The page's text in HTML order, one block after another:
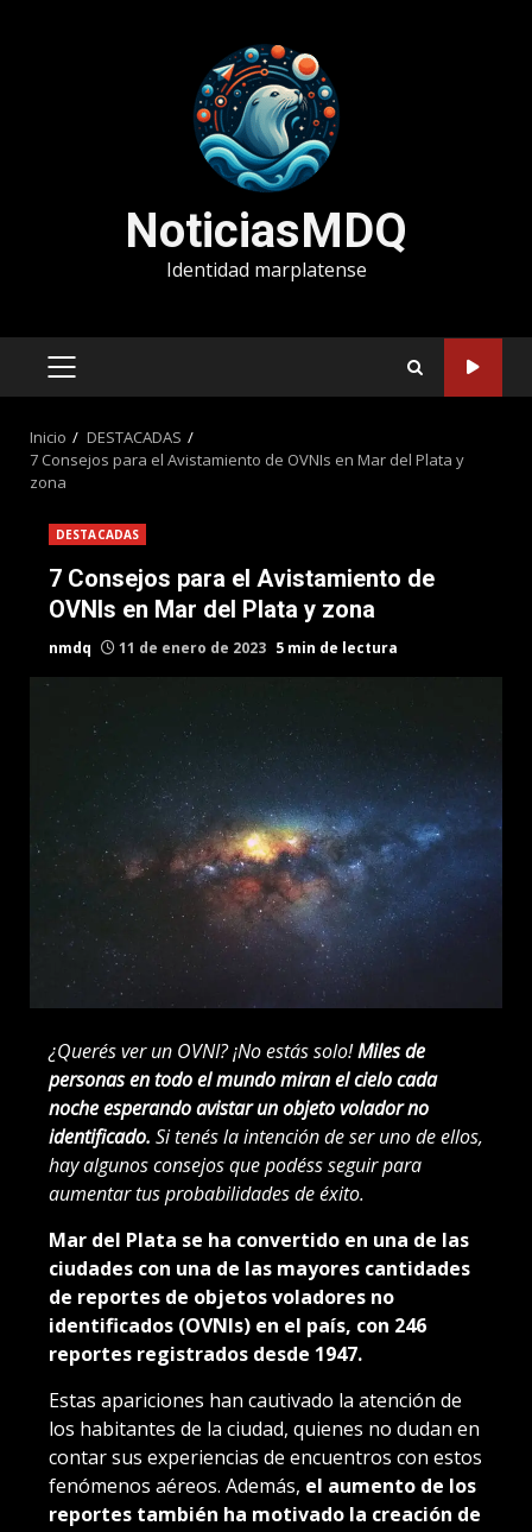
NoticiasMDQ
Identidad marplatense
MENÚ
Inicio
DESTACADAS
7 Consejos para el Avistamiento de OVNIs en Mar del Plata y
zona
DESTACADAS
7 Consejos para el Avistamiento de
OVNIs en Mar del Plata y zona
nmdq 11 de enero de 2023 5 min de lectura
¿Querés ver un OVNI? ¡No estás solo!Miles de
personas en todo el mundo miran el cielo cada
noche esperando avistar un objeto volador no
identificado. Si tenés la intención de ser uno de ellos,
hay algunos consejos que podéss seguir para
aumentar tus probabilidades de éxito.
Mar del Plata se ha convertido en una de las
ciudades con una de las mayores cantidades
de reportes de objetos voladores no
identificados (OVNIs) en el país, con 246
reportes registrados desde 1947.
Estas apariciones han cautivado la atención de
los habitantes de la ciudad, quienes no dudan en
contar sus experiencias de encuentros con estos
fenómenos aéreos. Además, el aumento de los
reportes también ha motivado la creación de